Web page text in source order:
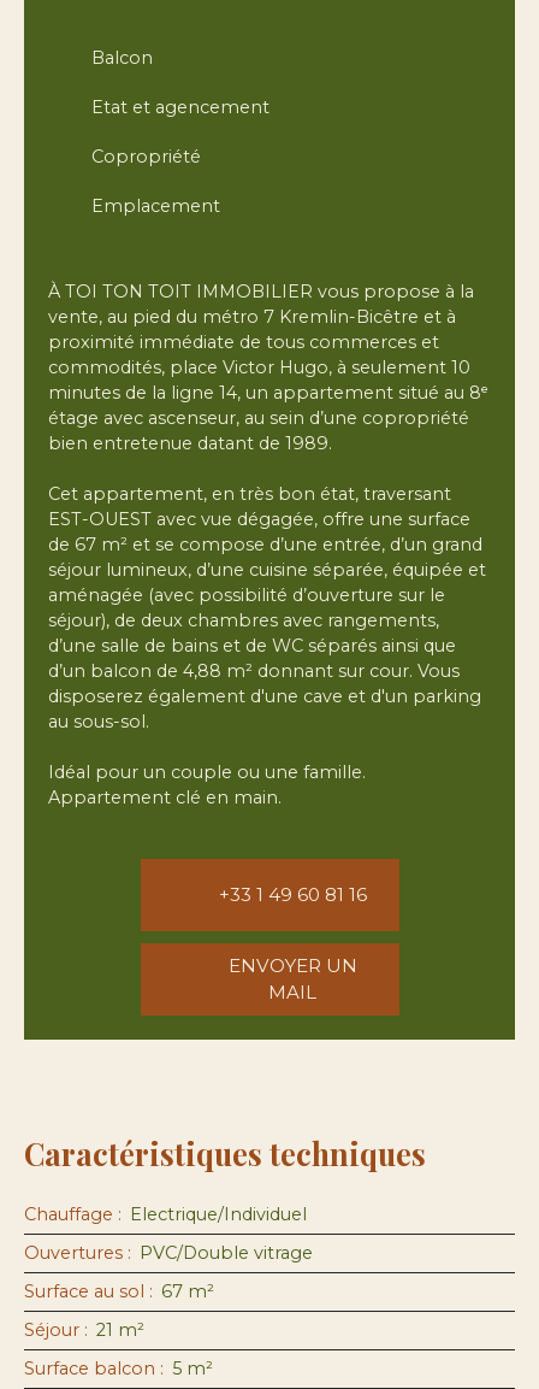
Balcon
Etat et agencement
Copropriété
Emplacement
À TOI TON TOIT IMMOBILIER vous propose à la
vente, au pied du métro 7 Kremlin-Bicêtre et à
proximité immédiate de tous commerces et
commodités, place Victor Hugo, à seulement 10
minutes de la ligne 14, un appartement situé au 8ᵉ
étage avec ascenseur, au sein d’une copropriété
bien entretenue datant de 1989.
Cet appartement, en très bon état, traversant
EST-OUEST avec vue dégagée, offre une surface
de 67 m² et se compose d’une entrée, d’un grand
séjour lumineux, d’une cuisine séparée, équipée et
aménagée (avec possibilité d’ouverture sur le
séjour), de deux chambres avec rangements,
d’une salle de bains et de WC séparés ainsi que
d’un balcon de 4,88 m² donnant sur cour. Vous
disposerez également d'une cave et d'un parking
au sous-sol.
Idéal pour un couple ou une famille.
Appartement clé en main.
+33 1 49 60 81 16
ENVOYER UN
MAIL
Caractéristiques techniques
Chauffage : Electrique/Individuel
Ouvertures : PVC/Double vitrage
Surface au sol : 67 m²
Séjour : 21 m²
Surface balcon : 5 m²